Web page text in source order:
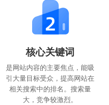
核心关键词
是网站内容的主要焦点，能吸
引大量目标受众，提高网站在
相关搜索中的排名。搜索量
大，竞争较激烈。